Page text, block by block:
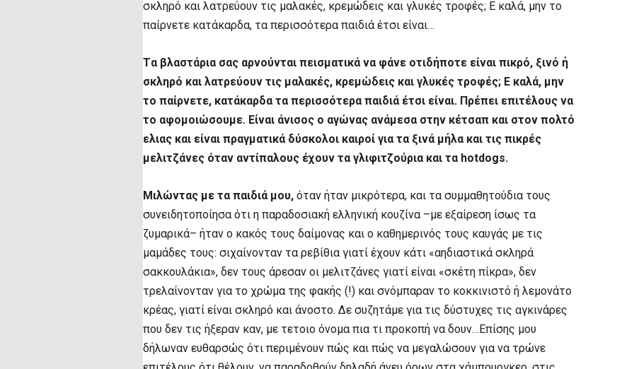
σκληρό και λατρεύουν τις μαλακές, κρεμώδεις και γλυκές τροφές; Ε καλά, μην το
παίρνετε κατάκαρδα, τα περισσότερα παιδιά έτσι είναι…
Tα βλαστάρια σας αρνούνται πεισματικά να φάνε οτιδήποτε είναι πικρό, ξινό ή
σκληρό και λατρεύουν τις μαλακές, κρεμώδεις και γλυκές τροφές; Ε καλά, μην
το παίρνετε, κατάκαρδα τα περισσότερα παιδιά έτσι είναι. Πρέπει επιτέλους να
το αφομοιώσουμε. Είναι άνισος ο αγώνας ανάμεσα στην κέτσαπ και στον πολτό
ελιας και είναι πραγματικά δύσκολοι καιροί για τα ξινά μήλα και τις πικρές
μελιτζάνες όταν αντίπαλους έχουν τα γλιφιτζούρια και τα hotdogs.
Μιλώντας με τα παιδιά μου, όταν ήταν μικρότερα, και τα συμμαθητούδια τους
συνειδητοποίησα ότι η παραδοσιακή ελληνική κουζίνα –με εξαίρεση ίσως τα
ζυμαρικά– ήταν ο κακός τους δαίμονας και ο καθημερινός τους καυγάς με τις
μαμάδες τους: σιχαίνονταν τα ρεβίθια γιατί έχουν κάτι «αηδιαστικά σκληρά
σακκουλάκια», δεν τους άρεσαν οι μελιτζάνες γιατί είναι «σκέτη πίκρα», δεν
τρελαίνονταν για το χρώμα της φακής (!) και σνόμπαραν το κοκκινιστό ή λεμονάτο
κρέας, γιατί είναι σκληρό και άνοστο. Δε συζητάμε για τις δύστυχες τις αγκινάρες
που δεν τις ήξεραν καν, με τετοιο όνομα πια τι προκοπή να δουν…Eπίσης μου
δήλωναν ευθαρσώς ότι περιμένουν πώς και πώς να μεγαλώσουν για να τρώνε